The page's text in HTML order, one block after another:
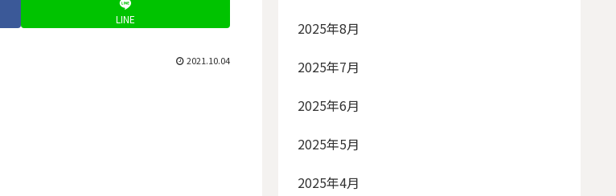
LINE
2021.10.04
2025年8月
2025年7月
2025年6月
2025年5月
2025年4月